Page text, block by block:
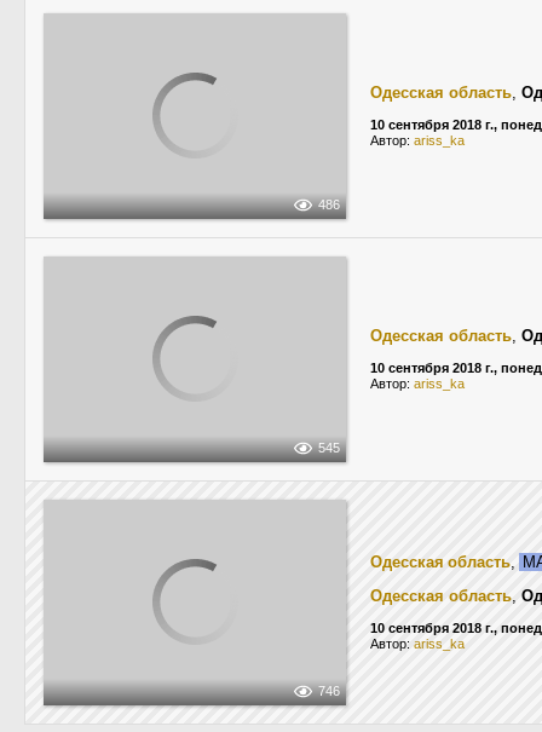
486
Одесская область,
10 сентября 2018 г.,
Автор: ariss_ka
545
Одесская область,
10 сентября 2018 г.,
Автор: ariss_ka
746
Одесская область,
Одесская область,
10 сентября 2018 г.,
Автор: ariss_ka